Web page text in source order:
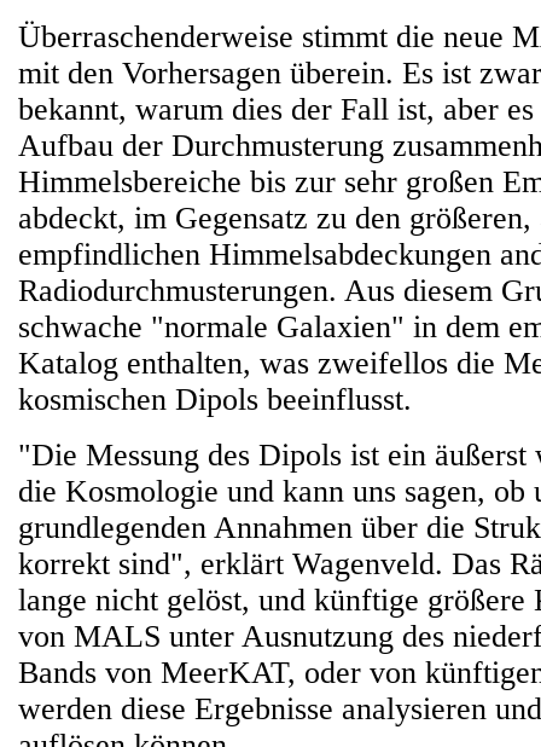
Überraschenderweise stimmt die neue
mit den Vorhersagen überein. Es ist
bekannt, warum dies der Fall ist, aber
Aufbau der Durchmusterung
Himmelsbereiche bis zur sehr großen
abdeckt, im Gegensatz zu den
empfindlichen Himmelsabdeckungen
Radiodurchmusterungen. Aus diesem
schwache "normale Galaxien" in dem
Katalog enthalten, was zweifellos die
kosmischen Dipols beeinflusst.
"Die Messung des Dipols ist ein
die Kosmologie und kann uns sagen, ob
grundlegenden Annahmen über die
korrekt sind", erklärt Wagenveld. Das
lange nicht gelöst, und künftige größere
von MALS unter Ausnutzung des
Bands von MeerKAT, oder von
werden diese Ergebnisse analysieren